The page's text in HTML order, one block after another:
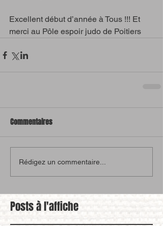
Excellent début d’année à Tous !!! Et
merci au Pôle espoir judo de Poitiers
Commentaires
Rédigez un commentaire...
Posts à l'affiche